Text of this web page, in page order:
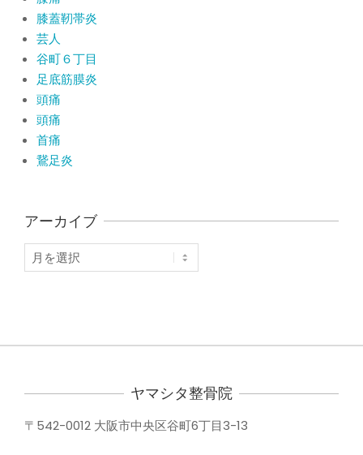
膝蓋靭帯炎
芸人
谷町６丁目
足底筋膜炎
頭痛
頭痛
首痛
鵞足炎
アーカイブ
ア
ー
ヤマシタ整骨院
〒542-0012 大阪市中央区谷町6丁目3-13